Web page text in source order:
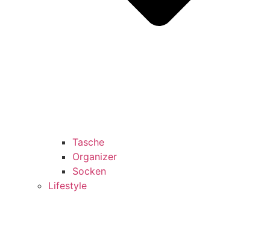
Tasche
Organizer
Socken
Lifestyle